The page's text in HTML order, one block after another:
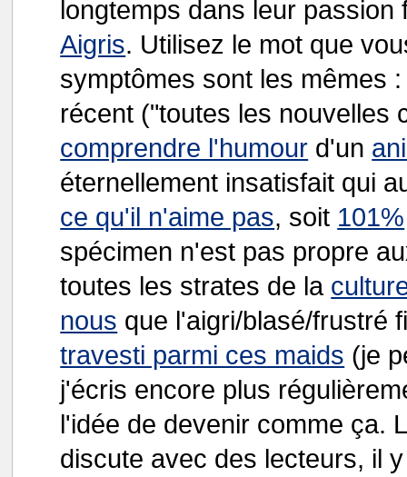
longtemps dans leur
Aigris. Utilisez le mot que
symptômes sont les mêmes
récent ("toutes les
comprendre l'humour d'un
éternellement insatisfait qui
ce qu'il n'aime pas, soit 101%
spécimen n'est pas propre
toutes les strates de la
nous que l'aigri/blasé/frustré
travesti parmi ces maids (je
j'écris encore plus
l'idée de devenir comme ça.
discute avec des lecteurs, il